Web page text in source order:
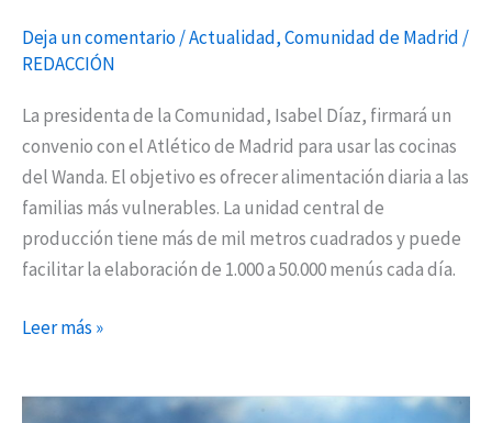
Deja un comentario/Actualidad,Comunidad de Madrid/
REDACCIÓN
La presidenta de la Comunidad, Isabel Díaz, firmará un
convenio con el Atlético de Madrid para usar las cocinas
del Wanda. El objetivo es ofrecer alimentación diaria a las
familias más vulnerables. La unidad central de
producción tiene más de mil metros cuadrados y puede
facilitar la elaboración de 1.000 a 50.000 menús cada día.
Leer más »